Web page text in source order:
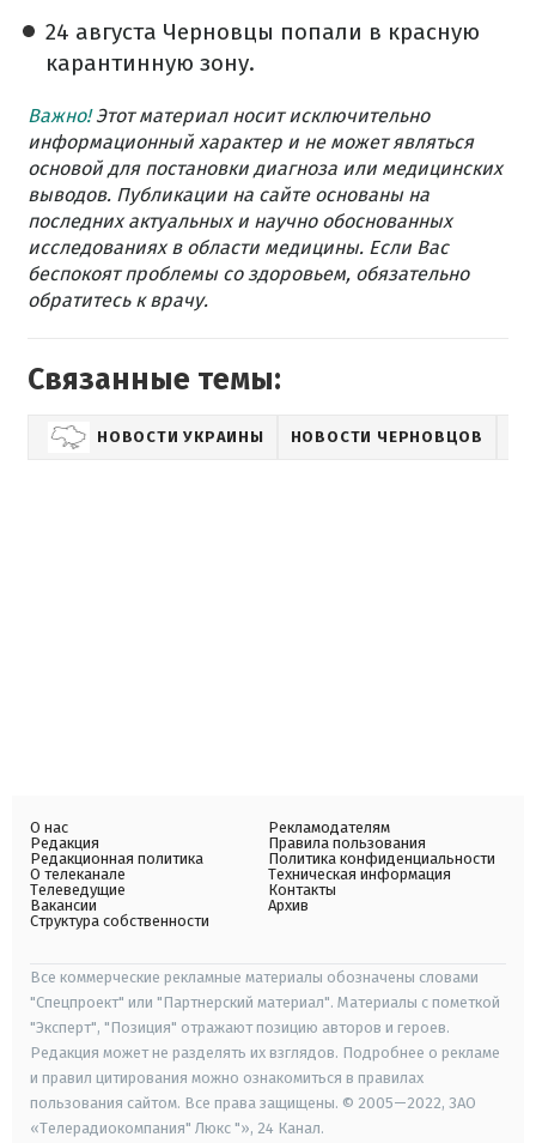
24 августа Черновцы попали в красную
карантинную зону.
Важно!Этот материал носит исключительно
информационный характер и не может являться
основой для постановки диагноза или медицинских
выводов. Публикации на сайте основаны на
последних актуальных и научно обоснованных
исследованиях в области медицины. Если Вас
беспокоят проблемы со здоровьем, обязательно
обратитесь к врачу.
Связанные темы:
НОВОСТИ УКРАИНЫ НОВОСТИ ЧЕРНОВЦОВ
О нас
Редакция
Редакционная политика
О телеканале
Телеведущие
Вакансии
Структура собственности
Рекламодателям
Правила пользования
Политика конфиденциальности
Техническая информация
Контакты
Архив
Все коммерческие рекламные материалы обозначены словами
"Спецпроект" или "Партнерский материал". Материалы с пометкой
"Эксперт", "Позиция" отражают позицию авторов и героев.
Редакция может не разделять их взглядов. Подробнее о рекламе
и правил цитирования можно ознакомиться в правилах
пользования сайтом. Все права защищены. © 2005—2022, ЗАО
«Телерадиокомпания" Люкс "», 24 Канал.